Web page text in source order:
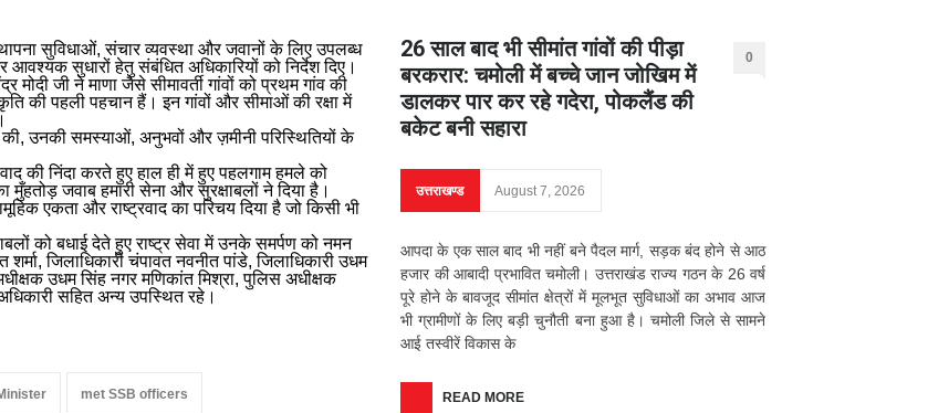
सुविधाओं, संचार व्यवस्था और जवानों के लिए उपलब्ध
सुधारों हेतु संबंधित अधिकारियों को निर्देश दिए।
मोदी जी ने माणा जैसे सीमावर्ती गांवों को प्रथम गांव की
की पहली पहचान हैं। इन गांवों और सीमाओं की रक्षा में
की, उनकी समस्याओं, अनुभवों और ज़मीनी परिस्थितियों के
की निंदा करते हुए हाल ही में हुए पहलगाम हमले को
मुँहतोड़ जवाब हमारी सेना और सुरक्षाबलों ने दिया है।
एकता और राष्ट्रवाद का परिचय दिया है जो किसी भी
को बधाई देते हुए राष्ट्र सेवा में उनके समर्पण को नमन
जिलाधिकारी चंपावत नवनीत पांडे, जिलाधिकारी उधम
उधम सिंह नगर मणिकांत मिश्रा, पुलिस अधीक्षक
सहित अन्य उपस्थित रहे।
met SSB officers
26 साल बाद भी सीमांत गांवों की पीड़ा
बरकरार: चमोली में बच्चे जान जोखिम में
डालकर पार कर रहे गदेरा, पोकलैंड की
बकेट बनी सहारा
0
उत्तराखण्ड August 7, 2026
आपदा के एक साल बाद भी नहीं बने पैदल मार्ग, सड़क बंद होने से आठ
हजार की आबादी प्रभावित चमोली। उत्तराखंड राज्य गठन के 26 वर्ष
पूरे होने के बावजूद सीमांत क्षेत्रों में मूलभूत सुविधाओं का अभाव आज
भी ग्रामीणों के लिए बड़ी चुनौती बना हुआ है। चमोली जिले से सामने
आई तस्वीरें विकास के
READ MORE